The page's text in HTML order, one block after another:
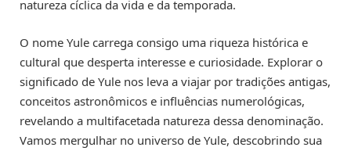
natureza cíclica da vida e da temporada.
O nome Yule carrega consigo uma riqueza histórica e
cultural que desperta interesse e curiosidade. Explorar o
significado de Yule nos leva a viajar por tradições antigas,
conceitos astronômicos e influências numerológicas,
revelando a multifacetada natureza dessa denominação.
Vamos mergulhar no universo de Yule, descobrindo sua